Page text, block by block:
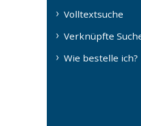
Volltextsuche
Verknüpfte
Wie bestelle ich?